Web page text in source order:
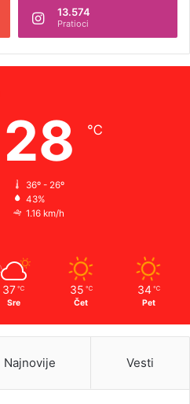
13.574
Pratioci
28 ℃
36º - 26º
43%
1.16 km/h
37 ℃
Sre
35 ℃
Čet
34 ℃
Pet
Najnovije Vesti